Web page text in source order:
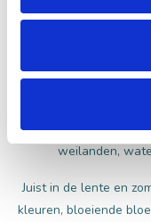
Wil je het meeste uit
de Raamsdonkse
je mee door het
weilanden,
Juist in de lente en
kleuren, bloeiende